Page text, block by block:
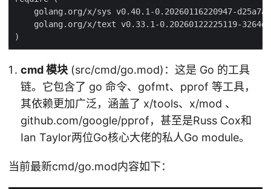
cmd 模块 (src/cmd/go.mod)：这是 Go 的工具
链。它包含了 go 命令、gofmt、pprof 等工具，
其依赖更加广泛，涵盖了 x/tools、x/mod 、
github.com/google/pprof，甚至是Russ Cox和
Ian Taylor两位Go核心大佬的私人Go module。
当前最新cmd/go.mod内容如下：